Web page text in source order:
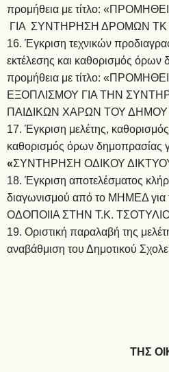
προμήθεια με τίτλο:
ΓΙΑ ΣΥΝΤΗΡΗΣΗ ΔΡΟΜΩΝ ΤΚ
Έγκριση τεχνικών
εκτέλεσης και καθορισμός όρων
προμήθεια με τίτλο:
ΕΞΟΠΛΙΣΜΟΥ ΓΙΑ ΤΗΝ
ΠΑΙΔΙΚΩΝ ΧΑΡΩΝ ΤΟΥ ΔΗΜΟΥ
Έγκριση μελέτης,
καθορισμός όρων δημοπρασίας
«ΣΥΝΤΗΡΗΣΗ ΟΔΙΚΟΥ
Έγκριση αποτελέσματος
διαγωνισμού από το ΜΗΜΕΔ για
ΟΔΟΠΟΙΙΑ ΣΤΗΝ Τ.Κ.
Οριστική παραλαβή της
αναβάθμιση του Δημοτικού
ΤΗΣ